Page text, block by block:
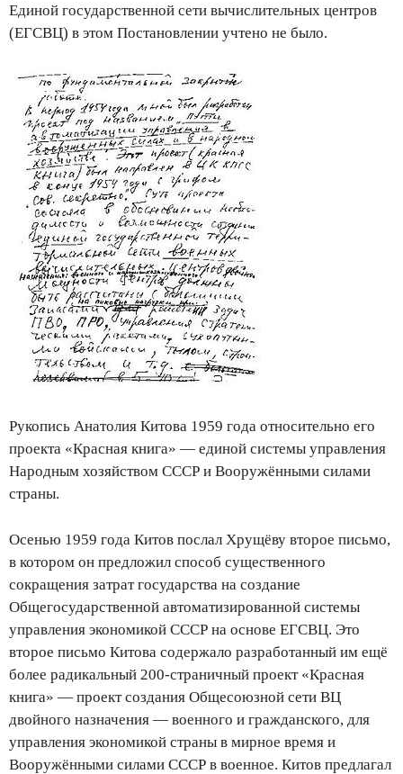
Единой государственной сети вычислительных центров
(ЕГСВЦ) в этом Постановлении учтено не было.
Рукопись Анатолия Китова 1959 года относительно его
проекта «Красная книга» — единой системы управления
Народным хозяйством СССР и Вооружёнными силами
страны.
Осенью 1959 года Китов послал Хрущёву второе письмо,
в котором он предложил способ существенного
сокращения затрат государства на создание
Общегосударственной автоматизированной системы
управления экономикой СССР на основе ЕГСВЦ. Это
второе письмо Китова содержало разработанный им ещё
более радикальный 200-страничный проект «Красная
книга» — проект создания Общесоюзной сети ВЦ
двойного назначения — военного и гражданского, для
управления экономикой страны в мирное время и
Вооружёнными силами СССР в военное. Китов предлагал